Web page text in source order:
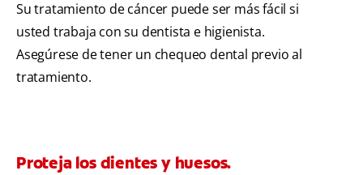
Su tratamiento de cáncer puede ser más fácil si
usted trabaja con su dentista e higienista.
Asegúrese de tener un chequeo dental previo al
tratamiento.
Proteja los dientes y huesos.